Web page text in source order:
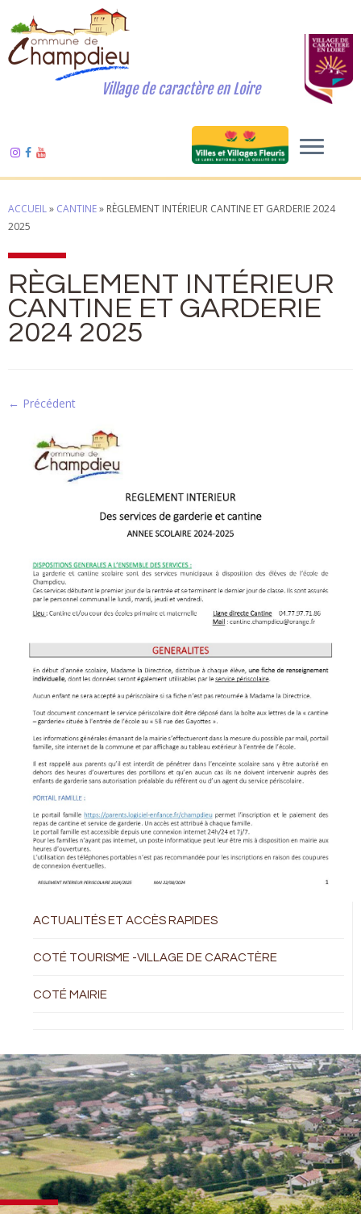
Village de caractère en Loire
ACCUEIL» CANTINE» RÈGLEMENT INTÉRIEUR CANTINE ET GARDERIE 2024
2025
RÈGLEMENT INTÉRIEUR
CANTINE ET GARDERIE
2024 2025
← Précédent
ACTUALITÉS ET ACCÈS RAPIDES
COTÉ TOURISME -VILLAGE DE CARACTÈRE
COTÉ MAIRIE